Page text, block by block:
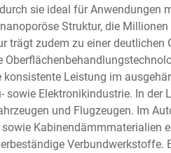
sie ideal für
Struktur, die
trägt zudem zu einer
Leistung im
Elektronikindustrie. In
und Flugzeugen. Im
Kabinendämmmaterialien